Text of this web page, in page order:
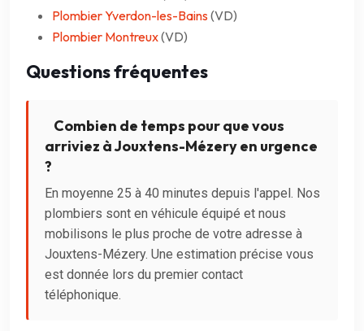
Plombier Yverdon-les-Bains(VD)
Plombier Montreux(VD)
Questions fréquentes
Combien de temps pour que vous
arriviez à Jouxtens-Mézery en urgence
?
En moyenne 25 à 40 minutes depuis l'appel. Nos
plombiers sont en véhicule équipé et nous
mobilisons le plus proche de votre adresse à
Jouxtens-Mézery. Une estimation précise vous
est donnée lors du premier contact
téléphonique.